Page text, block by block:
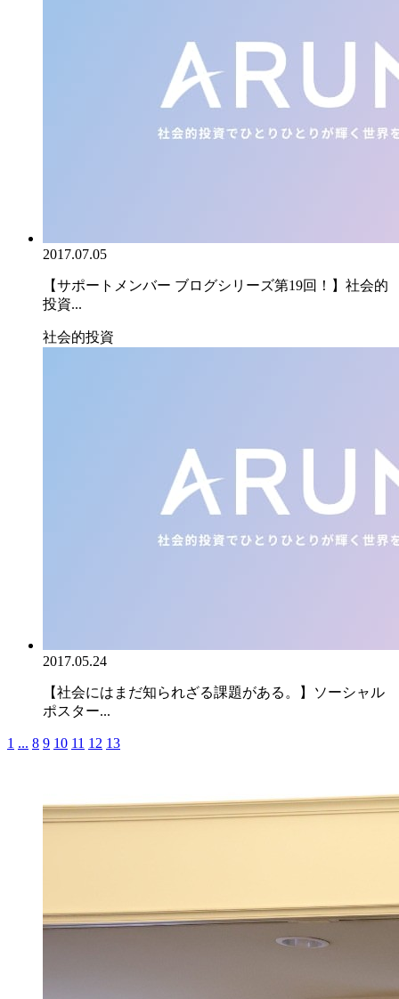
2017.07.05
【サポートメンバー ブログシリーズ第19回！】社会的
投資...
社会的投資
2017.05.24
【社会にはまだ知られざる課題がある。】ソーシャル
ポスター...
1 ... 8 9 10 11 12 13